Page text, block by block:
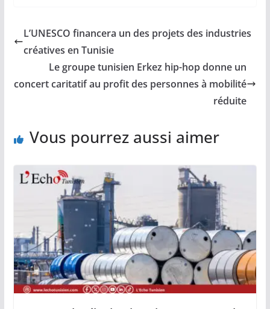
L’UNESCO financera un des projets des industries
créatives en Tunisie
Le groupe tunisien Erkez hip-hop donne un
concert caritatif au profit des personnes à mobilité
réduite
Vous pourrez aussi aimer